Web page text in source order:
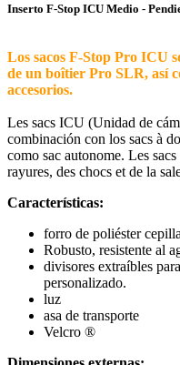
Inserto F-Stop ICU Medio -
Los sacos F-Stop Pro ICU
de un boîtier Pro SLR, así
accesorios.
Les sacs ICU (Unidad de
combinación con los sacs à
como sac autonome. Les
rayures, des chocs et de la
Características:
forro de poliéster
Robusto, resistente al
divisores extraíbles
personalizado.
luz
asa de transporte
Velcro ®